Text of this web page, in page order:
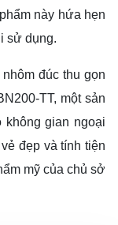
này hứa hẹn
sử dụng.
đúc thu gọn
TT, một sản
không gian ngoại
đẹp và tính tiện
mỹ của chủ sở